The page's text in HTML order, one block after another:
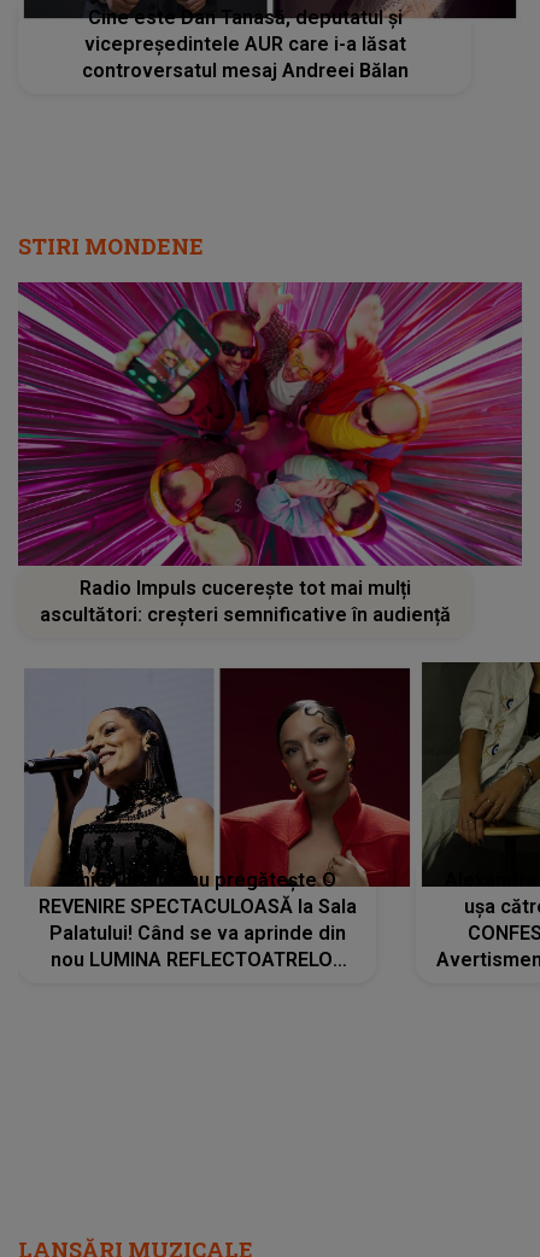
Cine este Dan Tanasă, deputatul și
vicepreședintele AUR care i-a lăsat
controversatul mesaj Andreei Bălan
STIRI MONDENE
Radio Impuls cucerește tot mai mulți
ascultători: creșteri semnificative în audiență
Tania Turtureanu pregătește O
REVENIRE SPECTACULOASĂ la Sala
Palatului! Când se va aprinde din
nou LUMINA REFLECTOATRELOR
ușa
LANSĂRI MUZICALE